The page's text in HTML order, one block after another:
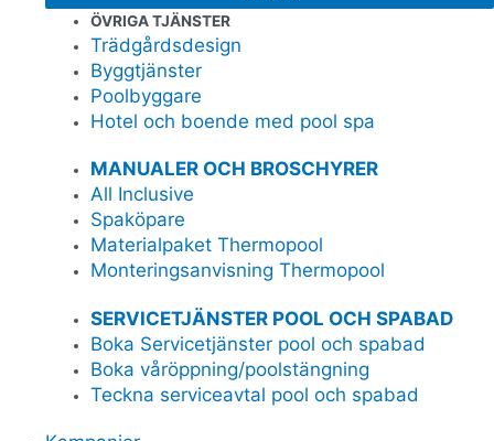
ÖVRIGA TJÄNSTER
Trädgårdsdesign
Byggtjänster
Poolbyggare
Hotel och boende med pool spa
MANUALER OCH BROSCHYRER
All Inclusive
Spaköpare
Materialpaket Thermopool
Monteringsanvisning Thermopool
SERVICETJÄNSTER POOL OCH SPABAD
Boka Servicetjänster pool och spabad
Boka våröppning/poolstängning
Teckna serviceavtal pool och spabad